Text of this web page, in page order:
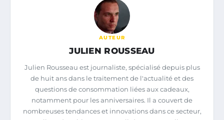
AUTEUR
JULIEN ROUSSEAU
Julien Rousseau est journaliste, spécialisé depuis plus
de huit ans dans le traitement de l'actualité et des
questions de consommation liées aux cadeaux,
notamment pour les anniversaires. Il a couvert de
nombreuses tendances et innovations dans ce secteur,